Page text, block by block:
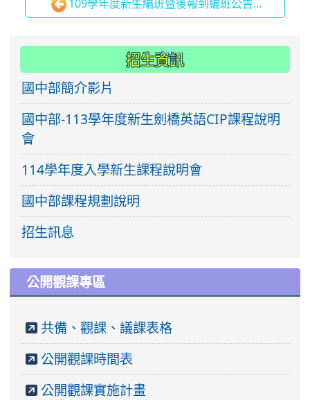
109學年度新生編班暨後報到編班公告...
招生資訊
國中部簡介影片
國中部-113學年度新生劍橋英語CIP課程說明
會
114學年度入學新生課程說明會
國中部課程規劃說明
招生訊息
公開觀課專區
共備、觀課、議課表格
公開觀課時間表
公開觀課實施計畫